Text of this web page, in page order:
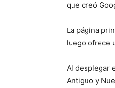
que creó
La página
luego ofrece
Al desplegar
Antiguo y